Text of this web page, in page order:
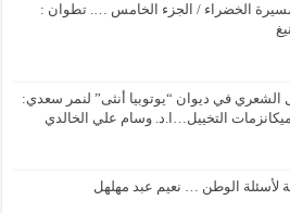
الخضراء / الجزء الخامس …. تطوان :
الشعري في ديوان “يوتوبيا أنثى” لنمر سعدي:
التخييل…ا.د. وسام علي الخالدي
لأسئلة الوطن … نعيم عبد مهلهل